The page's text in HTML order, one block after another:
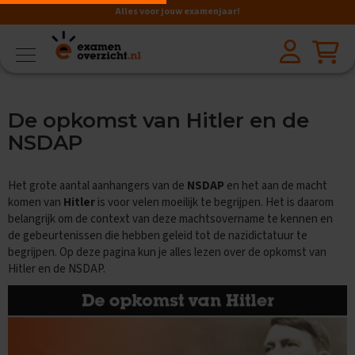
Alles voor jouw examenjaar!
VMBO
a
k
k
A
a
r
d
r
s
De opkomst van Hitler en de
NSDAP
Het grote aantal aanhangers van de NSDAP en het aan de macht
komen van Hitleris voor velen moeilijk te begrijpen. Het is daarom
belangrijk om de context van deze machtsovername te kennen en
de gebeurtenissen die hebben geleid tot de nazidictatuur te
begrijpen. Op deze pagina kun je alles lezen over de opkomst van
Hitler en de NSDAP.